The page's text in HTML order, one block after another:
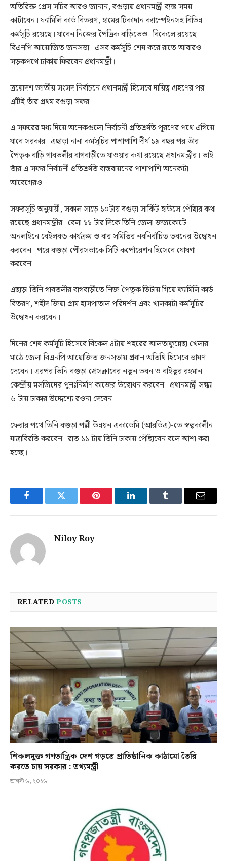
অতিরিক্ত প্রেস সচিব আরও জানান, বগুড়ায় প্রধানমন্ত্রী ব্যস্ত সময়
কাটাবেন। ফ্যামিলি কার্ড বিতরণ, হামের টিকাদান ক্যাম্পেইনসহ বিভিন্ন
কর্মসূচি রয়েছে। যাবেন নিজের পৈত্রিক বাড়িতেও। বিকেলে রয়েছে
বিএনপি আয়োজিত জনসভা। এসব কর্মসূচি শেষ করে রাতে আবারও
সড়কপথে ঢাকায় ফিরবেন প্রধানমন্ত্রী।
ত্রয়োদশ জাতীয় সংসদ নির্বাচনে প্রধানমন্ত্রী হিসেবে দায়িত্ব গ্রহণের পর
এটিই তাঁর প্রথম বগুড়া সফর।
এ সফরের মধ্য দিয়ে অনেকগুলো নির্বাচনী প্রতিশ্রুতি পূরণের পথে এগিয়ে
যাবে সরকার। এছাড়া নানা কর্মসূচির পাশাপাশি দীর্ঘ ১৯ বছর পর তাঁর
পৈতৃক বাড়ি গাবতলীর বাগবাড়ীতে যাওয়ার কথা রয়েছে প্রধানমন্ত্রীর। তাই
তাঁর এ সফর নির্বাচনী প্রতিশ্রুতি বাস্তবায়নের পাশাপাশি অনেকটা
আবেগেরও।
সফরসূচি অনুযায়ী, সকাল সাড়ে ১০টায় বগুড়া সার্কিট হাউসে পৌঁছার কথা
রয়েছে প্রধানমন্ত্রীর। বেলা ১১ টার দিকে তিনি জেলা জজকোর্টে
অনলাইনে বেইলবন্ড কার্যক্রম ও বার সমিতির নবনির্বাচিত ভবনের উদ্বোধন
করবেন। পরে বগুড়া পৌরসভাকে সিটি কর্পোরেশন হিসেবে ঘোষণা
করবেন।
এছাড়া তিনি গাবতলীর বাগবাড়ীতে নিজ পৈতৃক ভিটায় গিয়ে ফ্যামিলি কার্ড
বিতরণ, শহীদ জিয়া গ্রাম হাসপাতাল পরিদর্শন এবং খালকাটা কর্মসূচির
উদ্বোধন করবেন।
দিনের শেষ কর্মসূচি হিসেবে বিকেল ৪টায় শহরের আলতাফুন্নেছা খেলার
মাঠে জেলা বিএনপি আয়োজিত জনসভায় প্রধান অতিথি হিসেবে ভাষণ
দেবেন। এরপর তিনি বগুড়া প্রেসক্লাবের নতুন ভবন ও বাইতুর রহমান
কেন্দ্রীয় মসজিদের পুনঃনির্মাণ কাজের উদ্বোধন করবেন। প্রধানমন্ত্রী সন্ধ্যা
৬ টায় ঢাকার উদ্দেশ্যে রওনা দেবেন।
ফেরার পথে তিনি বগুড়া পল্লী উন্নয়ন একাডেমি (আরডিএ)-তে স্বল্পকালীন
যাত্রাবিরতি করবেন। রাত ১১ টায় তিনি ঢাকায় পৌঁছাবেন বলে আশা করা
হচ্ছে।
FacebookTwitter Pinterest LinkedInTumblr Email
Niloy Roy
RELATEDPOSTS
শিকলমুক্ত গণতান্ত্রিক দেশ গড়তে প্রাতিষ্ঠানিক কাঠামো তৈরি
করতে চায় সরকার : তথ্যমন্ত্রী
আগস্ট ৬, ২০২৬